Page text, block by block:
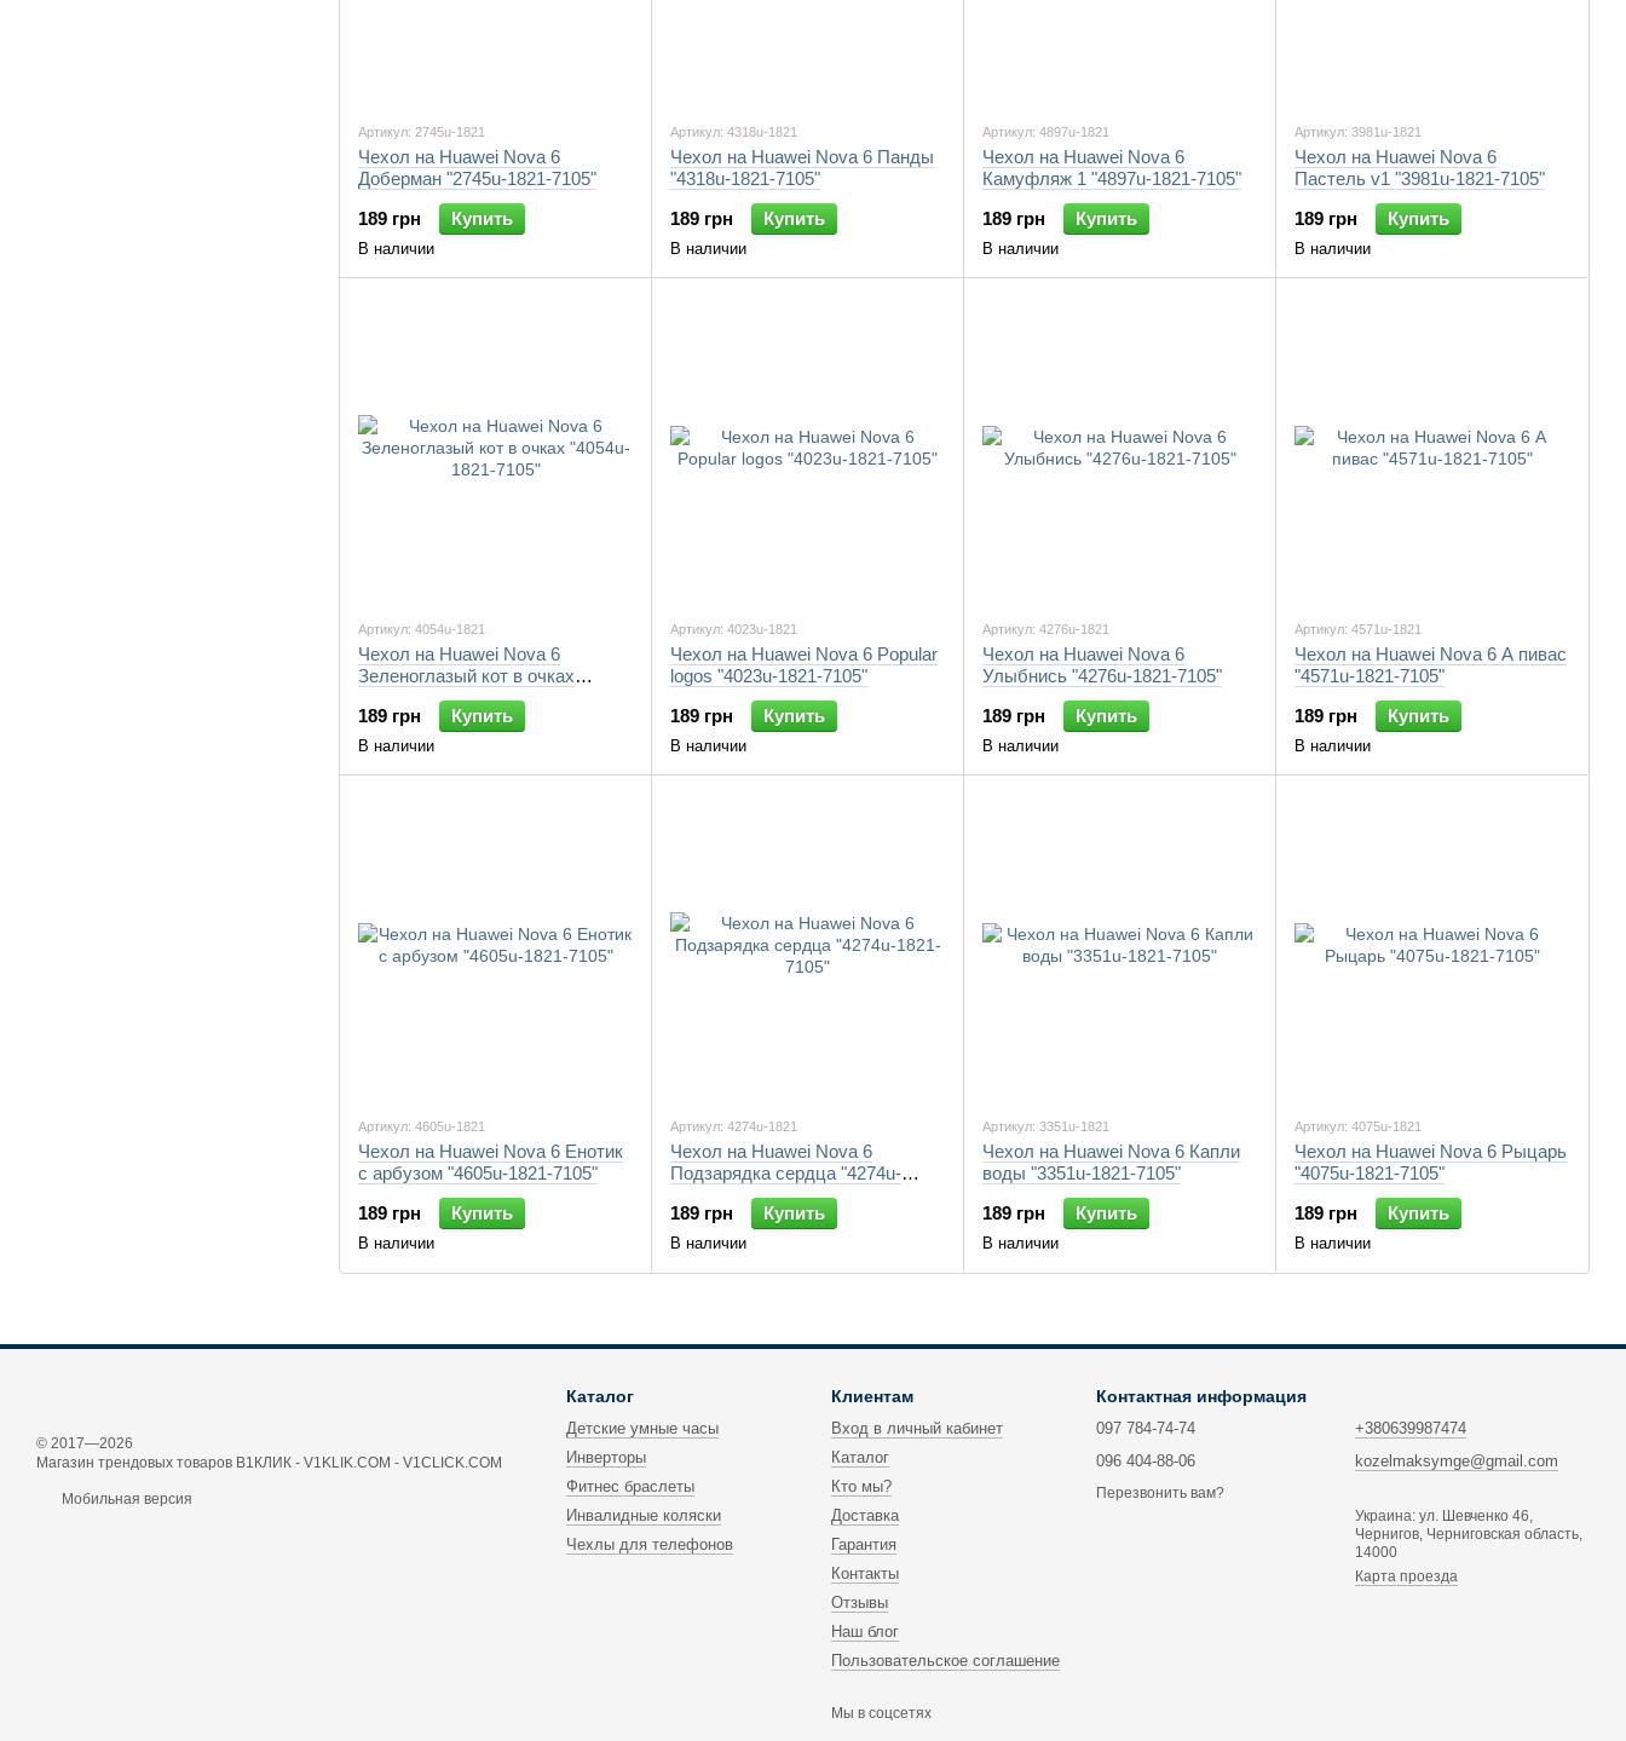
Артикул: 2745u-1821
Чехол на Huawei Nova 6
Доберман "2745u-1821-7105"
189 грн
Купить
В наличии
Артикул: 4318u-1821
Чехол на Huawei Nova 6 Панды
"4318u-1821-7105"
189 грн
Купить
В наличии
Артикул: 4897u-1821
Чехол на Huawei Nova 6
Камуфляж 1 "4897u-1821-7105"
189 грн
Купить
В наличии
Артикул: 3981u-1821
Чехол на Huawei Nova 6
Пастель v1 "3981u-1821-7105"
189 грн
Купить
В наличии
Артикул: 4054u-1821
Чехол на Huawei Nova 6
Зеленоглазый кот в очках
"4054u-1821-7105"
189 грн
Купить
В наличии
Артикул: 4023u-1821
Чехол на Huawei Nova 6 Popular
logos "4023u-1821-7105"
189 грн
Купить
В наличии
Артикул: 4276u-1821
Чехол на Huawei Nova 6
Улыбнись "4276u-1821-7105"
189 грн
Купить
В наличии
Артикул: 4571u-1821
Чехол на Huawei Nova 6 А пивас
"4571u-1821-7105"
189 грн
Купить
В наличии
Артикул: 4605u-1821
Чехол на Huawei Nova 6 Енотик
с арбузом "4605u-1821-7105"
189 грн
Купить
В наличии
Артикул: 4274u-1821
Чехол на Huawei Nova 6
Подзарядка сердца "4274u-
1821-7105"
189 грн
Купить
В наличии
Артикул: 3351u-1821
Чехол на Huawei Nova 6 Капли
воды "3351u-1821-7105"
189 грн
Купить
В наличии
Артикул: 4075u-1821
Чехол на Huawei Nova 6 Рыцарь
"4075u-1821-7105"
189 грн
Купить
В наличии
© 2017—2026
Магазин трендовых товаров В1КЛИК - V1KLIK.COM - V1CLICK.COM
Мобильная версия
Каталог
Детские умные часы
Инверторы
Фитнес браслеты
Инвалидные коляски
Чехлы для телефонов
Клиентам
Вход в личный кабинет
Каталог
Кто мы?
Доставка
Гарантия
Контакты
Отзывы
Наш блог
Пользовательское соглашение
Мы в соцсетях
Контактная информация
097 784-74-74
096 404-88-06
Перезвонить вам?
+380639987474
kozelmaksymge@gmail.com
Украина: ул. Шевченко 46,
Чернигов, Черниговская область,
14000
Карта проезда